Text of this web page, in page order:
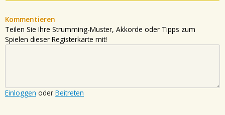
Kommentieren
Teilen Sie Ihre Strumming-Muster, Akkorde oder Tipps zum
Spielen dieser Registerkarte mit!
Einloggen oder Beitreten